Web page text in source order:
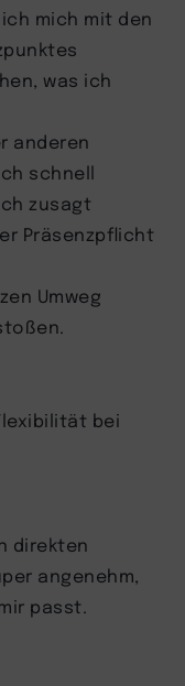
mich mit den
was ich
anderen
schnell
zusagt
Präsenzpflicht
Umweg
bei
direkten
angenehm,
passt.